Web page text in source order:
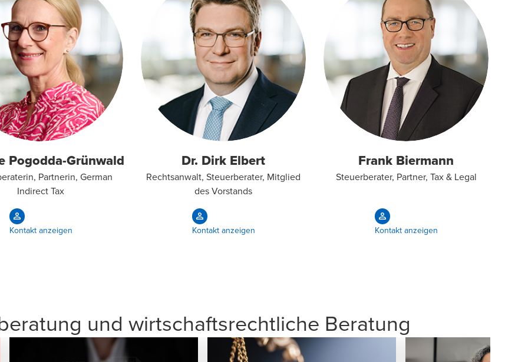
Pogodda-Grünwald
Partnerin, German
Indirect Tax
Kontakt anzeigen
Dr. Dirk Elbert
Rechtsanwalt, Steuerberater, Mitglied
des Vorstands
Kontakt anzeigen
Frank Biermann
Steuerberater, Partner, Tax & Legal
Kontakt anzeigen
und wirtschaftsrechtliche Beratung